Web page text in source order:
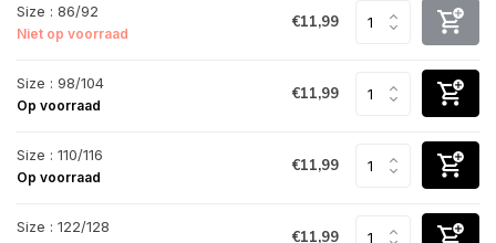
Size : 86/92
Niet op voorraad
€11,99
Size : 98/104
Op voorraad
€11,99
Size : 110/116
Op voorraad
€11,99
Size : 122/128
€11,99